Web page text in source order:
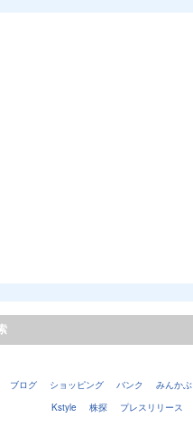
ブログ ショッピング バンク みんかぶ
Kstyle
株探 プレスリリース